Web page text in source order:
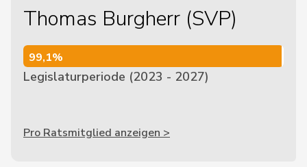
Thomas Burgherr (SVP)
99,1%
99,1%
Legislaturperiode (2023 - 2027)
Pro Ratsmitglied anzeigen >